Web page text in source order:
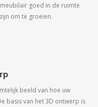
goed in de ruimte
om te groeien.
beeld van hoe uw
basis van het 3D ontwerp is